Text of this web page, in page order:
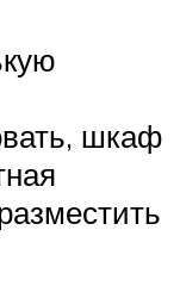
шкаф